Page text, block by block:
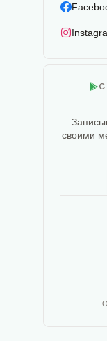
своими